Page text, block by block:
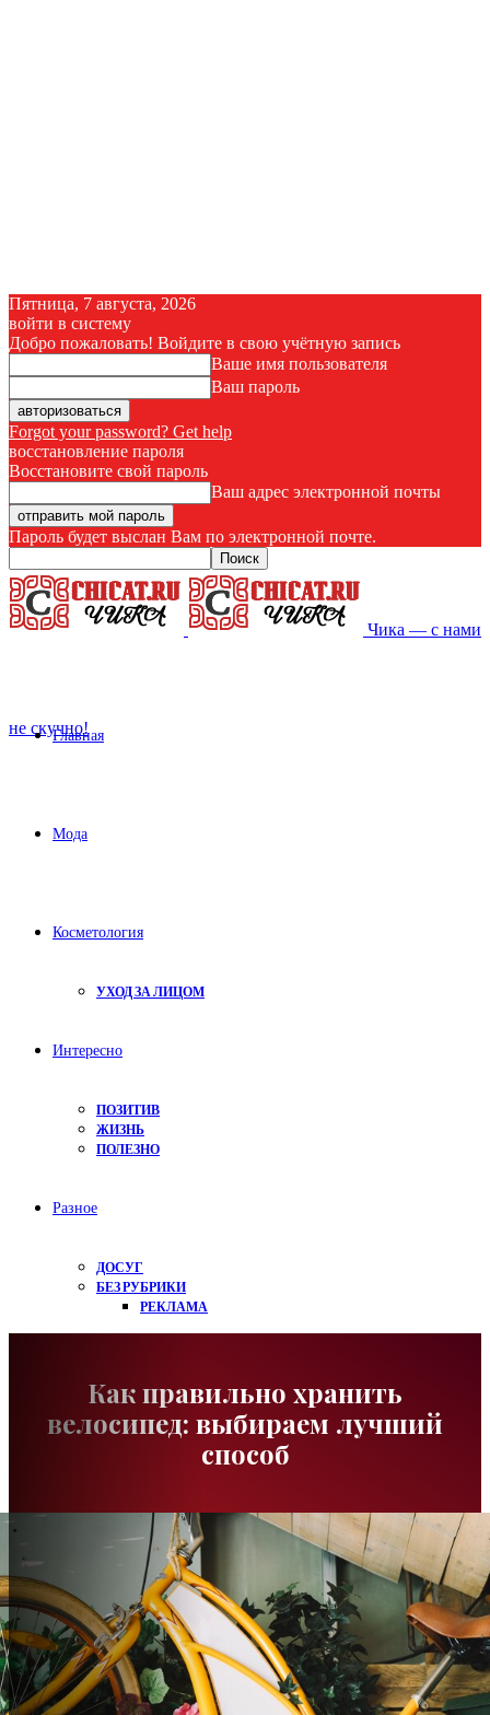
Пятница, 7 августа, 2026
войти в систему
Добро пожаловать! Войдите в свою учётную запись
Ваше имя пользователя
Ваш пароль
Forgot your password? Get help
восстановление пароля
Восстановите свой пароль
Ваш адрес электронной почты
Пароль будет выслан Вам по электронной почте.
Чика — с нами
не скучно!
Главная
Мода
Косметология
УХОД ЗА ЛИЦОМ
Интересно
ПОЗИТИВ
ЖИЗНЬ
ПОЛЕЗНО
Разное
ДОСУГ
БЕЗ РУБРИКИ
РЕКЛАМА
Как правильно хранить
велосипед: выбираем лучший
способ